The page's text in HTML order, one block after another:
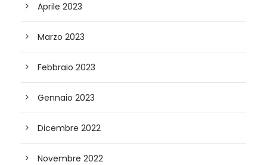
Aprile 2023
Marzo 2023
Febbraio 2023
Gennaio 2023
Dicembre 2022
Novembre 2022